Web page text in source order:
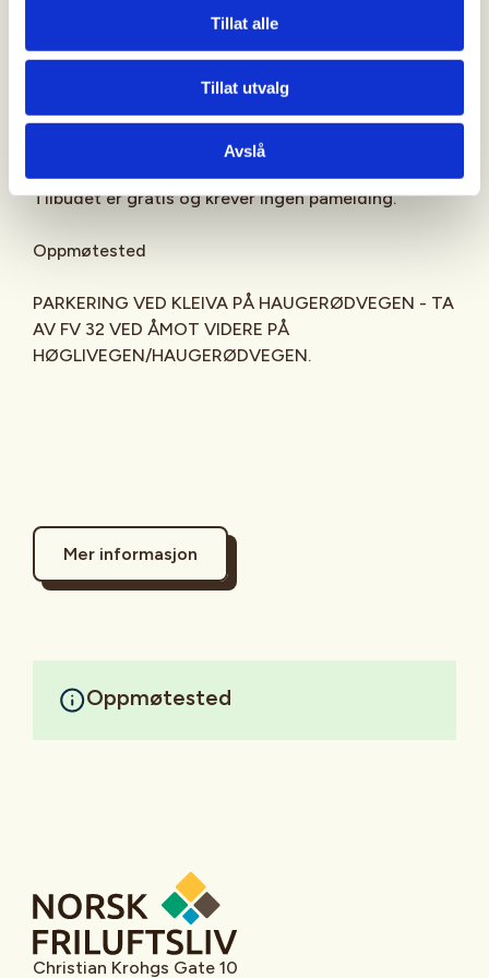
Tillat alle
Tillat utvalg
Avslå
Kan også være lurt å ha med drikkevann og en
mellombar, sjokolade, eller annet styrkende å putte
i munnen dersom kreftene skulle ta slutt underveis.
Tilbudet er gratis og krever ingen påmelding.
Oppmøtested
PARKERING VED KLEIVA PÅ HAUGERØDVEGEN - TA
AV FV 32 VED ÅMOT VIDERE PÅ
HØGLIVEGEN/HAUGERØDVEGEN.
Mer informasjon
Oppmøtested
Christian Krohgs Gate 10